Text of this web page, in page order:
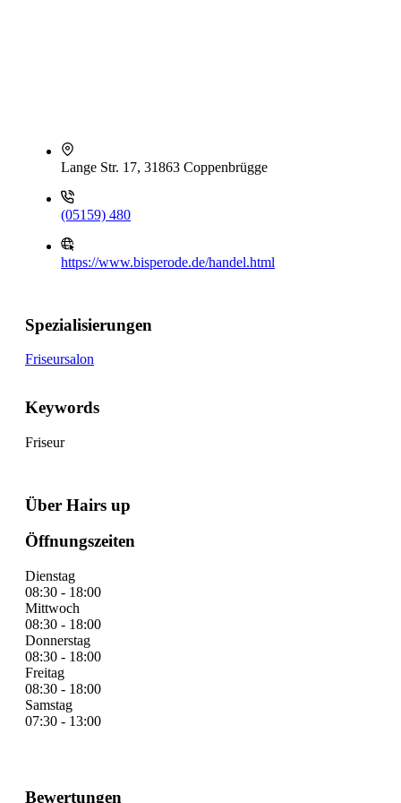
Lange Str. 17, 31863 Coppenbrügge
(05159) 480
https://www.bisperode.de/handel.html
Spezialisierungen
Friseursalon
Keywords
Friseur
Über Hairs up
Öffnungszeiten
Dienstag
08:30 - 18:00
Mittwoch
08:30 - 18:00
Donnerstag
08:30 - 18:00
Freitag
08:30 - 18:00
Samstag
07:30 - 13:00
Bewertungen